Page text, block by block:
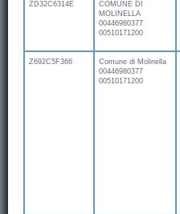
ZD32C6314E
COMUNE DI
MOLINELLA
00446980377
00510171200
Z692C5F366
Comune di Molinella
00446980377
00510171200